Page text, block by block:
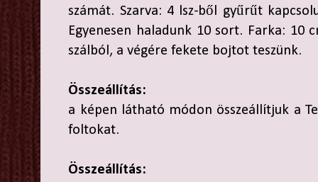
számát. Szarva: 4 lsz-ből gyűrűt
Egyenesen haladunk 10 sort. Farka: 10
szálból, a végére fekete bojtot teszünk.
Összeállítás:
a képen látható módon összeállítjuk a
foltokat.
Összeállítás: